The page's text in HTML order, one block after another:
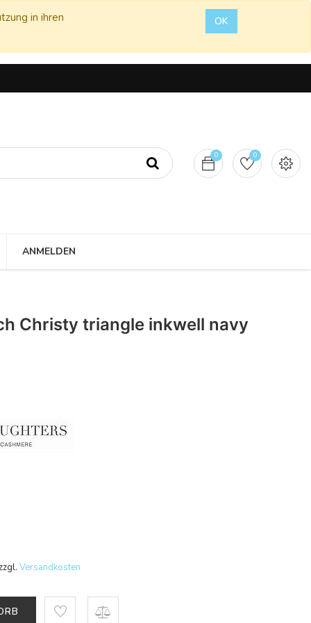
in ihren
OK
0 0
ANMELDEN
Christy triangle inkwell navy
Versandkosten